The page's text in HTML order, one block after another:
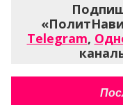
Telegram,